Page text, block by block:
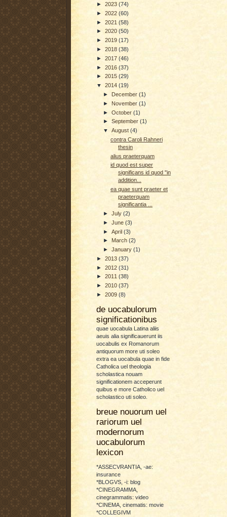
► 2023 (74)
► 2022 (60)
► 2021 (58)
► 2020 (50)
► 2019 (17)
► 2018 (38)
► 2017 (46)
► 2016 (37)
► 2015 (29)
▼ 2014 (19)
►December(1)
► November(1)
►October(1)
►September(1)
▼August(4)
contra Caroli Rahneri
thesin
alius praeterquam
id quod est super
significans id quod "in
addition...
ea quae sunt praeter et
praeterquam
significantia ...
►July(2)
►June(3)
►April(3)
► March(2)
►January(1)
► 2013 (37)
► 2012 (31)
► 2011 (38)
► 2010 (37)
► 2009 (8)
de uocabulorum
significationibus
quae uocabula Latina aliis
aeuis alia significauerunt iis
uocabulis ex Romanorum
antiquorum more uti soleo
extra ea uocabula quae in fide
Catholica uel theologia
scholastica nouam
significationem acceperunt
quibus e more Catholico uel
scholastico uti soleo.
breue nouorum uel
rariorum uel
modernorum
uocabulorum
lexicon
*ASSECVRANTIA, -ae:
insurance
*BLOGVS, -i: blog
*CINEGRAMMA,
cinegrammatis: video
*CINEMA, cinematis: movie
*COLLEGIVM